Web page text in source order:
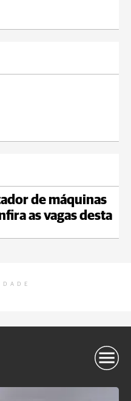
de máquinas
as vagas desta